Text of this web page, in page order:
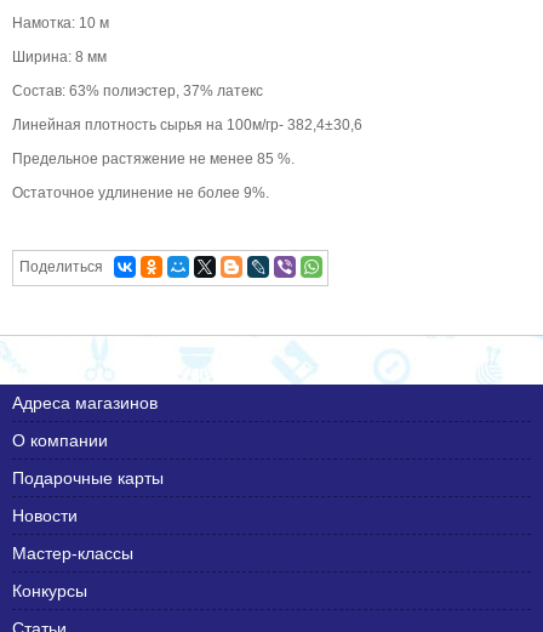
Намотка: 10 м
Ширина: 8 мм
Состав: 63% полиэстер, 37% латекс
Линейная плотность сырья на 100м/гр- 382,4±30,6
Предельное растяжение не менее 85 %.
Остаточное удлинение не более 9%.
Поделиться
Адреса магазинов
О компании
Подарочные карты
Новости
Мастер-классы
Конкурсы